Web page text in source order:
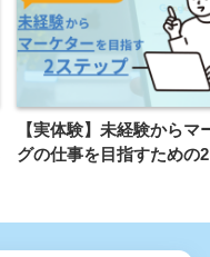
【実体験】未経験からマ
グの仕事を目指すための